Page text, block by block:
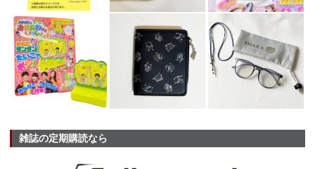
雑誌の定期購読なら